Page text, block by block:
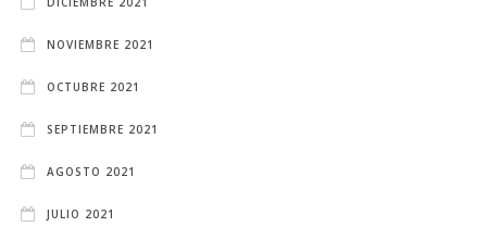
NOVIEMBRE 2021
OCTUBRE 2021
SEPTIEMBRE 2021
AGOSTO 2021
JULIO 2021